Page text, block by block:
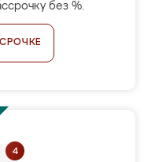
без %.